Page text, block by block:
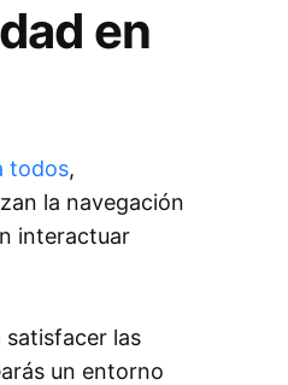
en
todos,
la navegación
interactuar
satisfacer las
un entorno